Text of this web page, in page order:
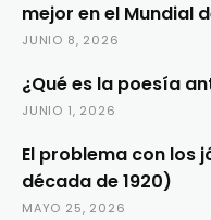
mejor en el Mundial
JUNIO 8, 2026
¿Qué es la poesía
JUNIO 1, 2026
El problema con los
década de 1920)
MAYO 25, 2026